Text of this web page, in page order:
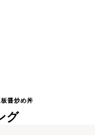
醤炒め丼
グ